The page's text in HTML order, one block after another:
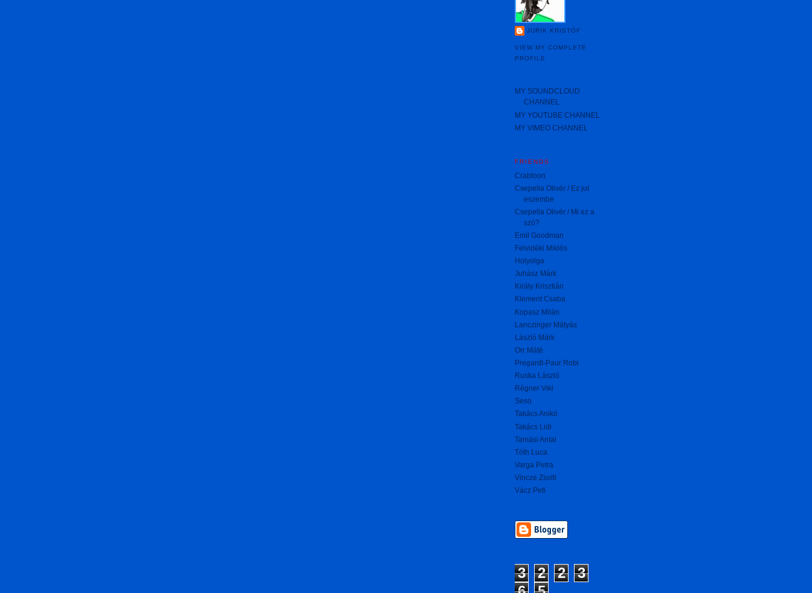
JURIK KRISTÓF
VIEW MY COMPLETE
PROFILE
MY SOUNDCLOUD
CHANNEL
MY YOUTUBE CHANNEL
MY VIMEO CHANNEL
FRIENDS
Crabtoon
Csepella Olivér / Ez jut
eszembe
Csepella Olivér / Mi ez a
szó?
Emil Goodman
Felvidéki Miklós
Holyolga
Juhász Márk
Király Krisztián
Klement Csaba
Kopasz Milán
Lanczinger Mátyás
László Márk
Orr Máté
Pregardt-Paur Robi
Ruska László
Régner Viki
Seso
Takács Anikó
Takács Lidi
Tamási Antal
Tóth Luca
Varga Petra
Vincze Zsolti
Vácz Peti
3 2 2
3